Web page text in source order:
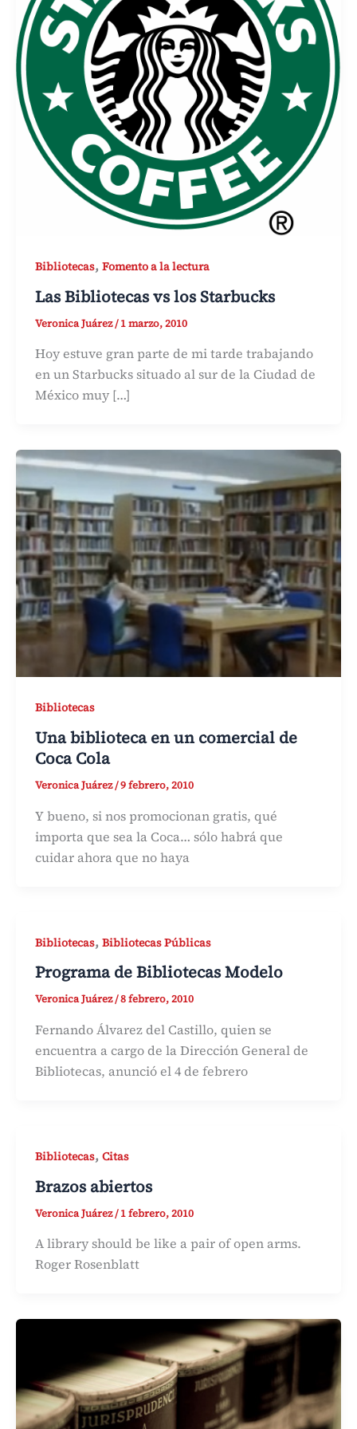
Bibliotecas, Fomento a la lectura
Las Bibliotecas vs los Starbucks
Veronica Juárez/1 marzo, 2010
Hoy estuve gran parte de mi tarde trabajando
en un Starbucks situado al sur de la Ciudad de
México muy […]
Bibliotecas
Una biblioteca en un comercial de
Coca Cola
Veronica Juárez/9 febrero, 2010
Y bueno, si nos promocionan gratis, qué
importa que sea la Coca… sólo habrá que
cuidar ahora que no haya
Bibliotecas, Bibliotecas Públicas
Programa de Bibliotecas Modelo
Veronica Juárez/8 febrero, 2010
Fernando Álvarez del Castillo, quien se
encuentra a cargo de la Dirección General de
Bibliotecas, anunció el 4 de febrero
Bibliotecas, Citas
Brazos abiertos
Veronica Juárez/1 febrero, 2010
A library should be like a pair of open arms.
Roger Rosenblatt